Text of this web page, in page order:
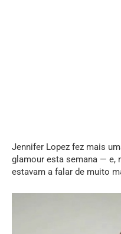
Jennifer Lopez fez mais
glamour esta semana — e,
estavam a falar de muito